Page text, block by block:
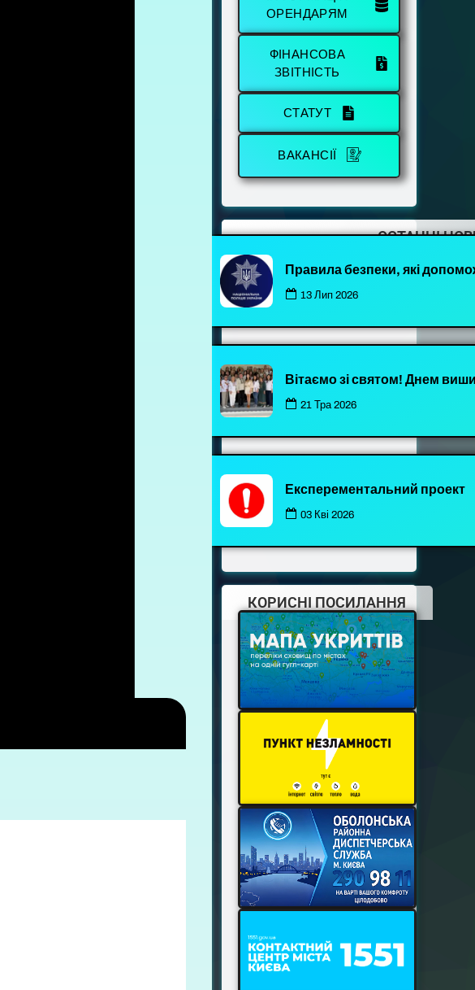
ОРЕНДАРЯМ
ФІНАНСОВА
ЗВІТНІСТЬ
СТАТУТ
ВАКАНСІЇ
ОСТАННІ
Правила безпеки, які
13 Лип 2026
Вітаємо зі святом! Днем
21 Тра 2026
Експерементальний проект
03 Кві 2026
КОРИСНІ ПОСИЛАННЯ